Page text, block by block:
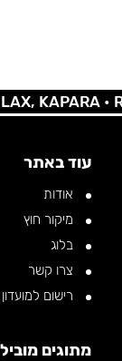
KAPARA •
עוד באתר
אודות
מיקור חוץ
בלוג
צרו קשר
רישום
מתוגים